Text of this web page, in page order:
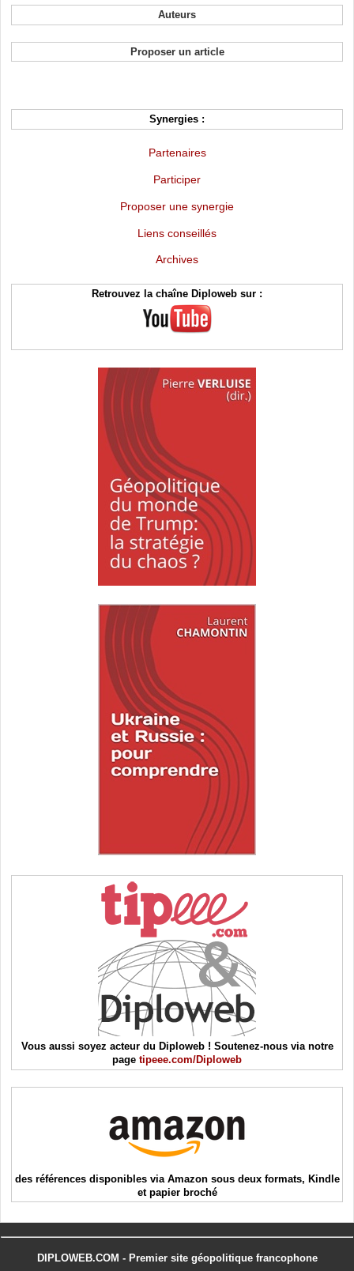
Auteurs
Proposer un article
Synergies :
Partenaires
Participer
Proposer une synergie
Liens conseillés
Archives
Retrouvez la chaîne Diploweb sur :
Vous aussi soyez acteur du Diploweb ! Soutenez-nous via notre
page tipeee.com/Diploweb
des références disponibles via Amazon sous deux formats, Kindle
et papier broché
DIPLOWEB.COM - Premier site géopolitique francophone